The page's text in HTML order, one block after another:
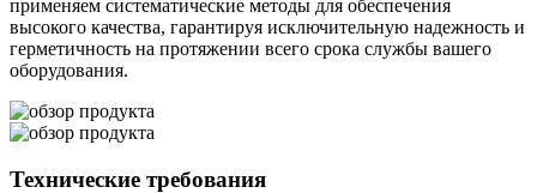
применяем систематические методы для обеспечения
высокого качества, гарантируя исключительную надежность и
герметичность на протяжении всего срока службы вашего
оборудования.
Технические требования